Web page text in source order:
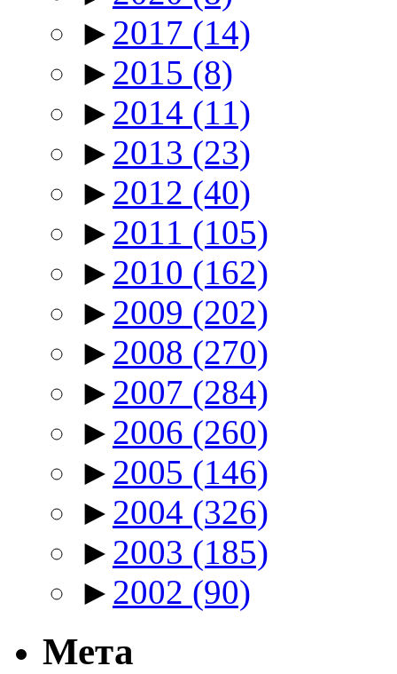
► 2017 (14)
► 2015 (8)
► 2014 (11)
► 2013 (23)
► 2012 (40)
► 2011 (105)
► 2010 (162)
► 2009 (202)
► 2008 (270)
► 2007 (284)
► 2006 (260)
► 2005 (146)
► 2004 (326)
► 2003 (185)
► 2002 (90)
Мета